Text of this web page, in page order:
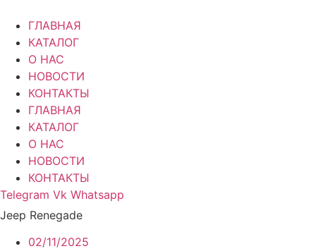
содержимому
ГЛАВНАЯ
КАТАЛОГ
О НАС
НОВОСТИ
КОНТАКТЫ
ГЛАВНАЯ
КАТАЛОГ
О НАС
НОВОСТИ
КОНТАКТЫ
Telegram Vk Whatsapp
Jeep Renegade
02/11/2025